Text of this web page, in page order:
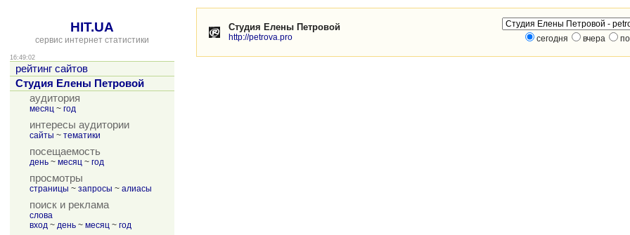
HIT.UA
сервис интернет статистики
16:49:02
рейтинг сайтов
Студия Елены Петровой
аудитория
месяц ~ год
интересы аудитории
сайты ~ тематики
посещаемость
день ~ месяц ~ год
просмотры
страницы ~ запросы ~ алиасы
поиск и реклама
слова
вход ~ день ~ месяц ~ год
Студия Елены Петровой
http://petrova.pro сегодня вчера